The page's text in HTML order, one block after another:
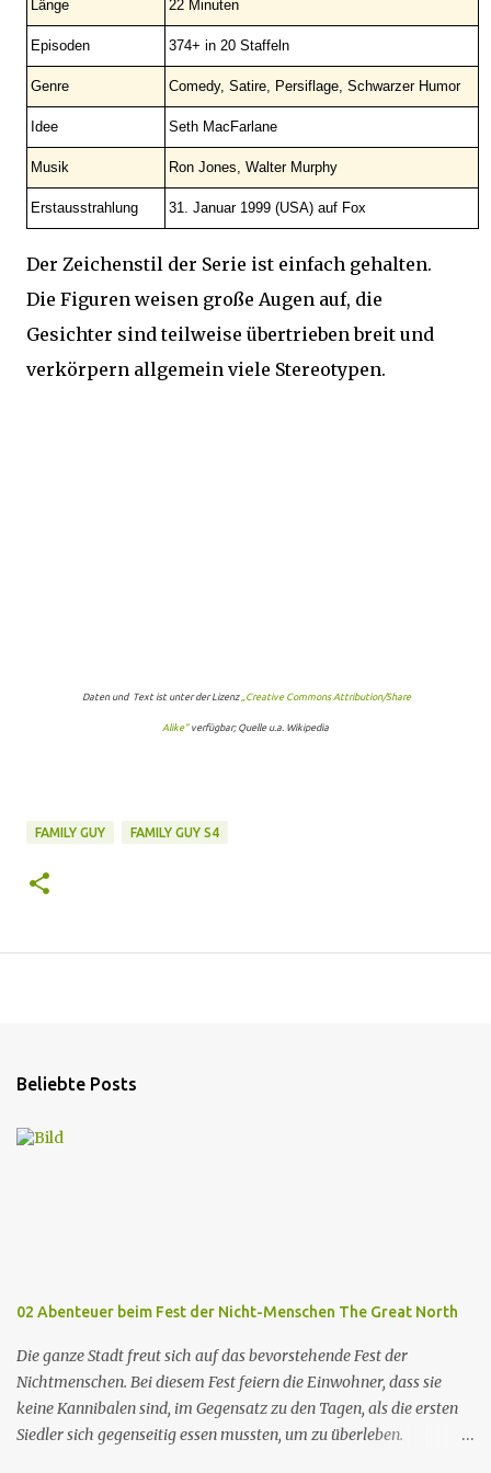
Länge 22 Minuten
Episoden 374+ in 20 Staffeln
Genre Comedy, Satire, Persiflage, Schwarzer Humor
Idee Seth MacFarlane
Musik Ron Jones, Walter Murphy
Erstausstrahlung 31. Januar 1999 (USA) auf Fox
Der Zeichenstil der Serie ist einfach gehalten.
Die Figuren weisen große Augen auf, die
Gesichter sind teilweise übertrieben breit und
verkörpern allgemein viele Stereotypen.
Daten und Text ist unter der Lizenz„Creative Commons Attribution/Share
Alike“verfügbar; Quelle u.a. Wikipedia
FAMILY GUY FAMILY GUY S4
Beliebte Posts
02 Abenteuer beim Fest der Nicht-Menschen The Great North
Die ganze Stadt freut sich auf das bevorstehende Fest der
Nichtmenschen. Bei diesem Fest feiern die Einwohner, dass sie
keine Kannibalen sind, im Gegensatz zu den Tagen, als die ersten
Siedler sich gegenseitig essen mussten, um zu überleben.